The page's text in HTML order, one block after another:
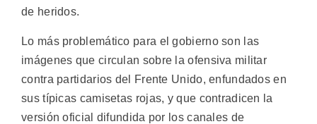
de heridos.
Lo más problemático para el gobierno son las
imágenes que circulan sobre la ofensiva militar
contra partidarios del Frente Unido, enfundados en
sus típicas camisetas rojas, y que contradicen la
versión oficial difundida por los canales de